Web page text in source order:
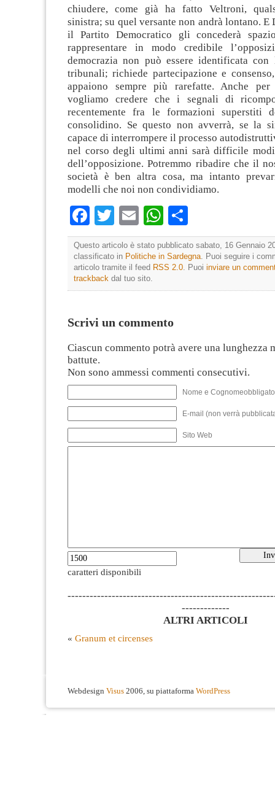
chiudere, come già ha fatto Veltroni,
sinistra; su quel versante non andrà lontano. E
il Partito Democratico gli concederà
rappresentare in modo credibile
democrazia non può essere identificata con
tribunali; richiede partecipazione e
appaiono sempre più rarefatte. Anche per
vogliamo credere che i segnali di
recentemente fra le formazioni superstiti
consolidino. Se questo non avverrà, se la
capace di interrompere il processo
nel corso degli ultimi anni sarà difficile
dell’opposizione. Potremmo ribadire che il
società è ben altra cosa, ma intanto
modelli che noi non condividiamo.
Facebook
TwitterEmailWhatsApp
Questo articolo è stato pubblicato sabato, 16 Gennaio
classificato in Politiche in Sardegna . Puoi seguire i
articolo tramite il feed RSS 2.0 . Puoi inviare un
trackback dal tuo sito.
Scrivi un commento
Ciascun commento potrà avere una lunghezza
battute.
Non sono ammessi commenti consecutivi.
Nome e
E-mail (non verrà
Sito Web
caratteri disponibili
-------------
ALTRI ARTICOLI
« Granum et circenses
Webdesign Visus 2006, su piattaforma WordPress